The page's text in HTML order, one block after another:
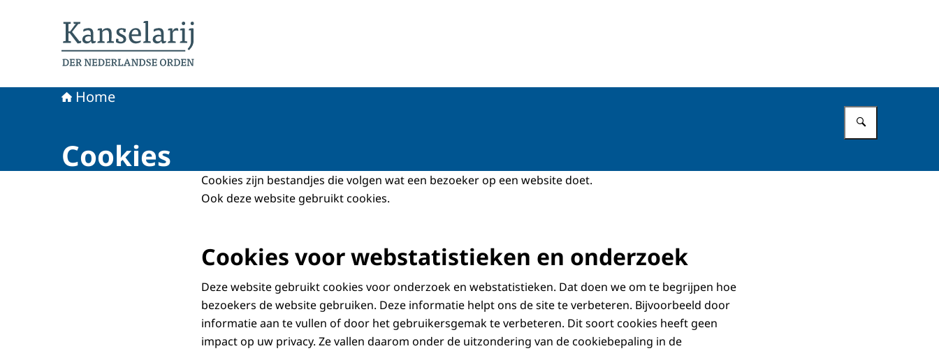
Home
Cookies
Cookies zijn bestandjes die volgen wat een bezoeker op een website doet.
Ook deze website gebruikt cookies.
Cookies voor webstatistieken en onderzoek
Deze website gebruikt cookies voor onderzoek en webstatistieken. Dat doen we om te begrijpen hoe
bezoekers de website gebruiken. Deze informatie helpt ons de site te verbeteren. Bijvoorbeeld door
informatie aan te vullen of door het gebruikersgemak te verbeteren. Dit soort cookies heeft geen
impact op uw privacy. Ze vallen daarom onder de uitzondering van de cookiebepaling in de